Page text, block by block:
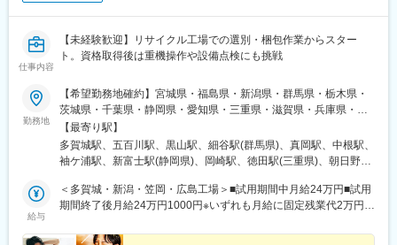
仕事内容
【未経験歓迎】リサイクル工場での選別・梱包作業からスター
ト。資格取得後は重機操作や設備点検にも挑戦
勤務地
【希望勤務地確約】宮城県・福島県・新潟県・群馬県・栃木県・
茨城県・千葉県・静岡県・愛知県・三重県・滋賀県・兵庫県・岡
山県・広島県にあるいずれかの拠点◎基本転勤なし◎マイカー・
バイク・自転車通勤可（駐車場あり／交通費支給）◎U・Iターン
歓迎多賀城工場／宮城県多賀城市宮内2丁目3-3福島工場／福島県
太田工場／群馬県太田市西新町125-5真岡工場／栃木県真岡市鬼怒
ケ丘18番6ひたちなか工場／茨城県ひたちなか市山崎88袖ヶ浦工
番1岡崎工場／愛知県岡崎市下青野町字川原崎18-1鈴鹿工場／三重
【最寄り駅】
多賀城駅、五百川駅、黒山駅、細谷駅(群馬県)、真岡駅、中根駅、
袖ケ浦駅、新富士駅(静岡県)、岡崎駅、徳田駅(三重県)、朝日野
給与
＜多賀城・新潟・笠岡・広島工場＞■試用期間中月給24万円■試用
期間終了後月給24万円1000円※いずれも月給に固定残業代2万円
中月給28万5000円■試用期間終了後月給28万6000円※いずれも月